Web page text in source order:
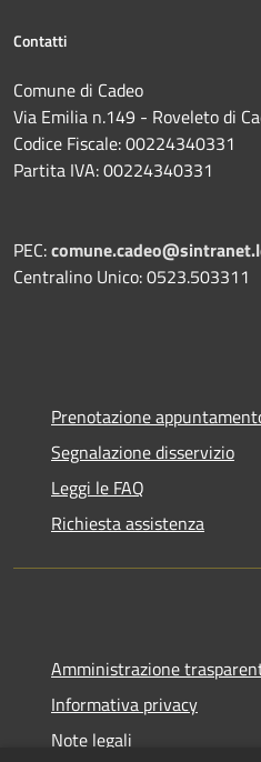
Contatti
Comune di Cadeo
Via Emilia n.149 - Roveleto di
Codice Fiscale: 00224340331
Partita IVA: 00224340331
PEC:
Centralino Unico: 0523.503311
Prenotazione
Segnalazione disservizio
Leggi le FAQ
Richiesta assistenza
Amministrazione
Informativa privacy
Note legali